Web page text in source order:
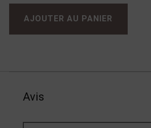
quantité de Chord EpicX XLR
AJOUTER AU PANIER
Avis